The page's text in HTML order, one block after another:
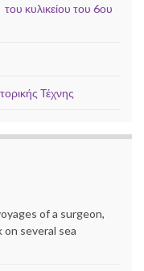
κυλικείου του 6ου
Τέχνης
of a surgeon,
several sea